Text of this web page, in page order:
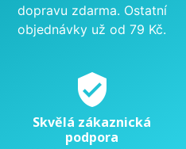
dopravu zdarma. Ostatní
objednávky už od 79 Kč.
verified_user
Skvělá zákaznická
podpora